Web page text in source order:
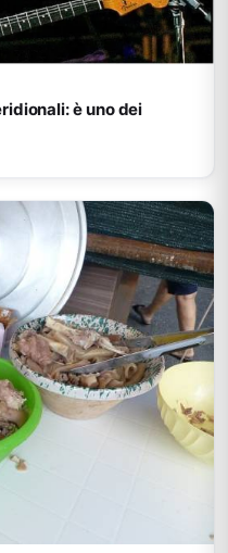
è uno dei